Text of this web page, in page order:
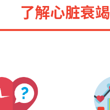
了解心脏衰竭